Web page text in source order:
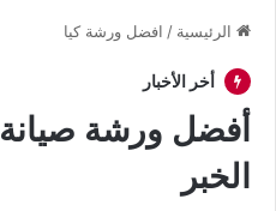
الرئيسية / افضل ورشة كيا
أخر الأخبار
أفضل ورشة صيانة
الخبر